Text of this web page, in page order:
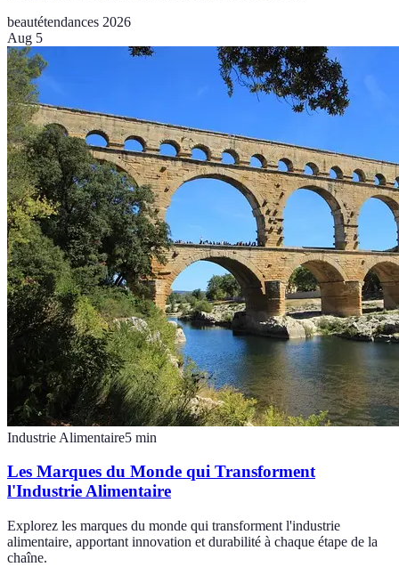
beautétendances 2026
Aug 5
Industrie Alimentaire5 min
Les Marques du Monde qui Transforment
l'Industrie Alimentaire
Explorez les marques du monde qui transforment l'industrie
alimentaire, apportant innovation et durabilité à chaque étape de la
chaîne.